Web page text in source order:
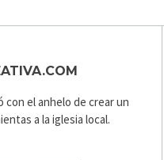
con el anhelo de crear un
a la iglesia local.